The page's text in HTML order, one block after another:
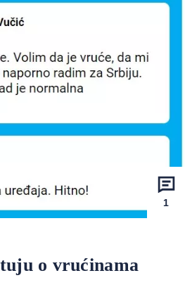
1
o vrućinama